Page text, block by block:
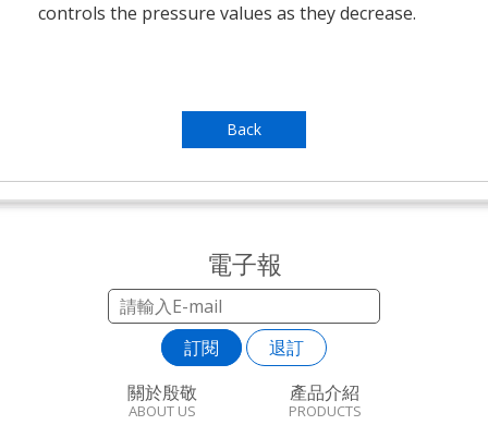
controls the pressure values as they decrease.
Back
關於殷敬
ABOUT US
產品介紹
PRODUCTS
電子報
訂閱 退訂